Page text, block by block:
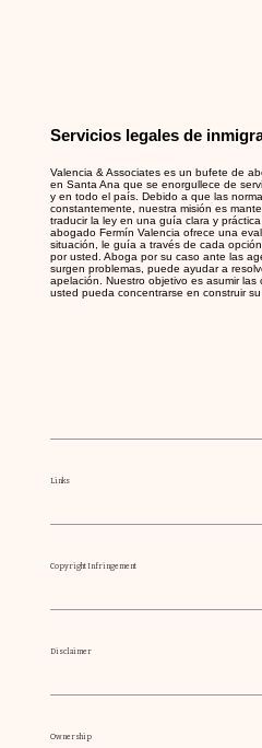
Servicios legales de
Valencia & Associates es un bufete de
en Santa Ana que se enorgullece de
y en todo el país. Debido a que las
constantemente, nuestra misión es
traducir la ley en una guía clara y
abogado Fermín Valencia ofrece una
situación, le guía a través de cada
por usted. Aboga por su caso ante las
surgen problemas, puede ayudar a
apelación. Nuestro objetivo es asumir
usted pueda concentrarse en construir
Links
Copyright Infringement
Disclaimer
Ownership